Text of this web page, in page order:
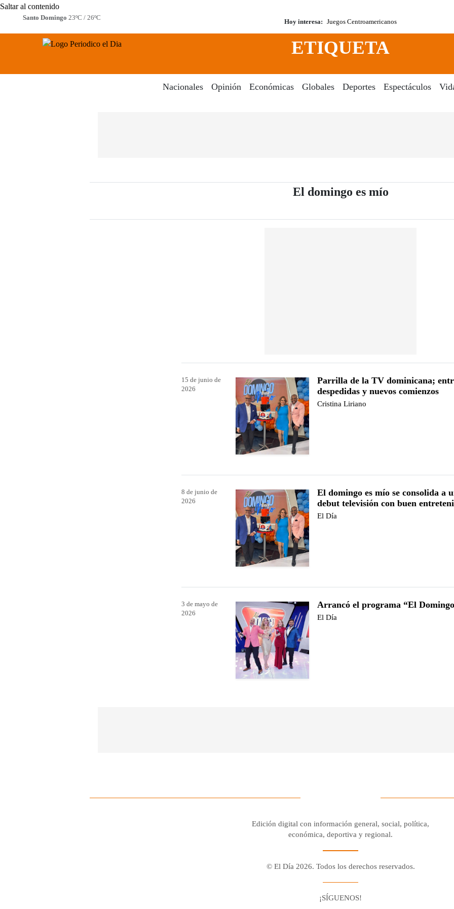
Saltar al contenido
Santo Domingo 23ºC / 26ºC
Hoy interesa: Juegos Centroamericanos
ETIQUETA
Nacionales Opinión Económicas Globales Deportes Espectáculos
El domingo es mío- Periódico
15 de junio de
2026
Parrilla de la TV dominicana;
despedidas y nuevos comienzos
Cristina Liriano
8 de junio de
2026
El domingo es mío se consolida a
debut televisión con buen
El Día
3 de mayo de
2026
Arrancó el programa “El
El Día
Edición digital con información general, social, política,
económica, deportiva y regional.
© El Día 2026. Todos los derechos reservados.
¡SÍGUENOS!